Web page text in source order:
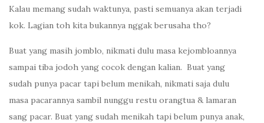
Kalau memang sudah waktunya, pasti semuanya akan terjadi
kok. Lagian toh kita bukannya nggak berusaha tho?
Buat yang masih jomblo, nikmati dulu masa kejombloannya
sampai tiba jodoh yang cocok dengan kalian. Buat yang
sudah punya pacar tapi belum menikah, nikmati saja dulu
masa pacarannya sambil nunggu restu orangtua & lamaran
sang pacar. Buat yang sudah menikah tapi belum punya anak,